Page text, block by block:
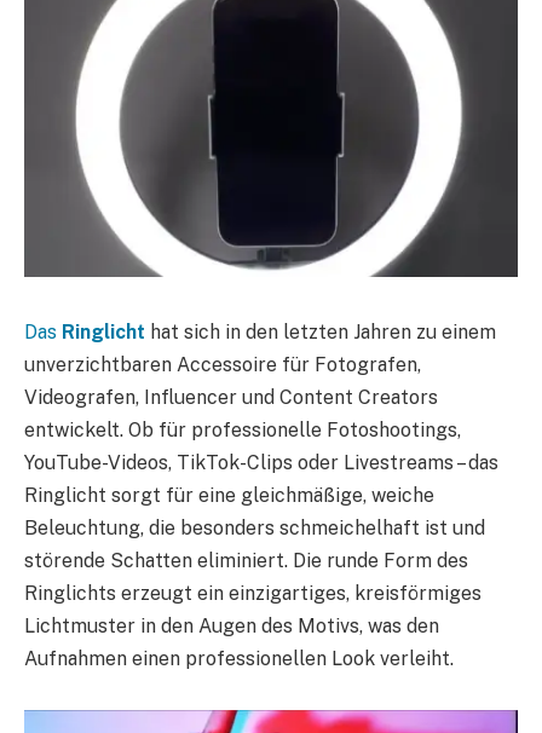
Das Ringlicht hat sich in den letzten Jahren zu einem
unverzichtbaren Accessoire für Fotografen,
Videografen, Influencer und Content Creators
entwickelt. Ob für professionelle Fotoshootings,
YouTube-Videos, TikTok-Clips oder Livestreams – das
Ringlicht sorgt für eine gleichmäßige, weiche
Beleuchtung, die besonders schmeichelhaft ist und
störende Schatten eliminiert. Die runde Form des
Ringlichts erzeugt ein einzigartiges, kreisförmiges
Lichtmuster in den Augen des Motivs, was den
Aufnahmen einen professionellen Look verleiht.